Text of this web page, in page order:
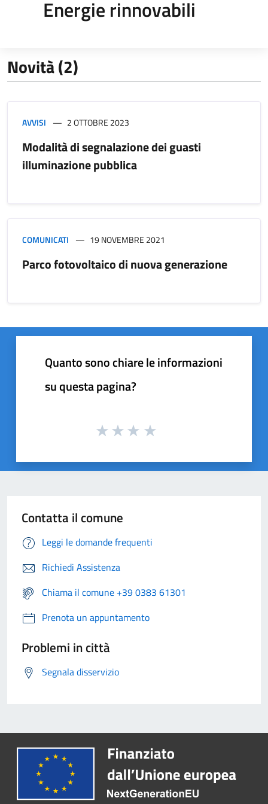
Energie rinnovabili
Novità (2)
AVVISI 2 OTTOBRE 2023
Modalità di segnalazione dei guasti
illuminazione pubblica
COMUNICATI 19 NOVEMBRE 2021
Parco fotovoltaico di nuova generazione
Quanto sono chiare le informazioni
su questa pagina?
Contatta il comune
Leggi le domande frequenti
Richiedi Assistenza
Chiama il comune +39 0383 61301
Prenota un appuntamento
Problemi in città
Segnala disservizio